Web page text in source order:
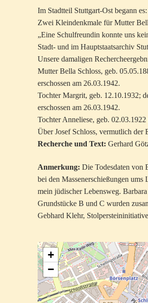
Im Stadtteil Stuttgart-Ost begann es:
Zwei Kleindenkmale für Mutter
„Eine Schulfreundin konnte uns
Stadt- und im Hauptstaatsarchiv
Unsere damaligen
Mutter Bella Schloss, geb.
erschossen am 26.03.1942.
Tochter Margrit, geb. 12.10.1932;
erschossen am 26.03.1942.
Tochter Anneliese, geb.
Über Josef Schloss, vermutlich der
Recherche und Text: Gerhard
Anmerkung: Die Todesdaten von
bei den Massenerschießungen
mein jüdischer Lebensweg.
Grundstücke B und C wurden
Gebhard Klehr,
+
−